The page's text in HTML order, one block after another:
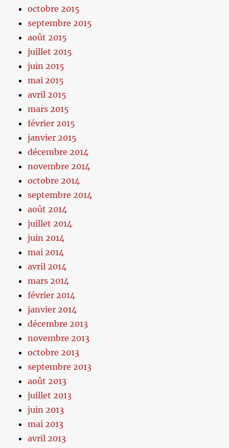
octobre 2015
septembre 2015
août 2015
juillet 2015
juin 2015
mai 2015
avril 2015
mars 2015
février 2015
janvier 2015
décembre 2014
novembre 2014
octobre 2014
septembre 2014
août 2014
juillet 2014
juin 2014
mai 2014
avril 2014
mars 2014
février 2014
janvier 2014
décembre 2013
novembre 2013
octobre 2013
septembre 2013
août 2013
juillet 2013
juin 2013
mai 2013
avril 2013